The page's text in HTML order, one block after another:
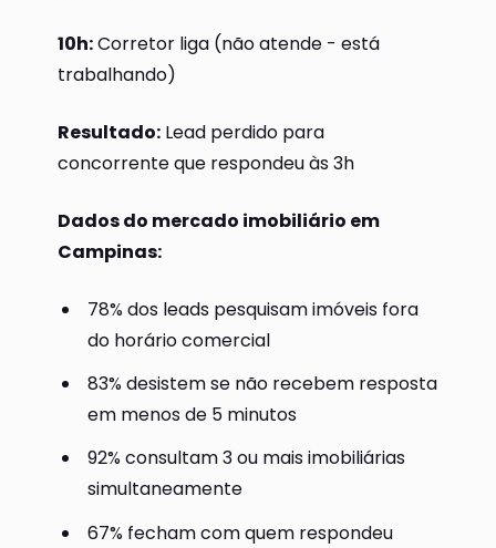
10h:Corretor liga (não atende - está
trabalhando)
Resultado: Lead perdido para
concorrente que respondeu às 3h
Dados do mercado imobiliário em
Campinas:
78% dos leads pesquisam imóveis fora
do horário comercial
83% desistem se não recebem resposta
em menos de 5 minutos
92% consultam 3 ou mais imobiliárias
simultaneamente
67% fecham com quem respondeu